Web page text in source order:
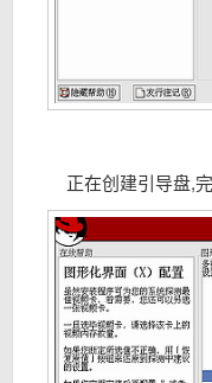
正在创建引导盘,